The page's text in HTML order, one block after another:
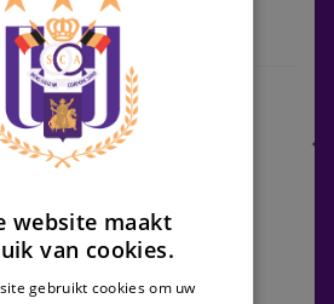
website maakt
van cookies.
gebruikt cookies om uw